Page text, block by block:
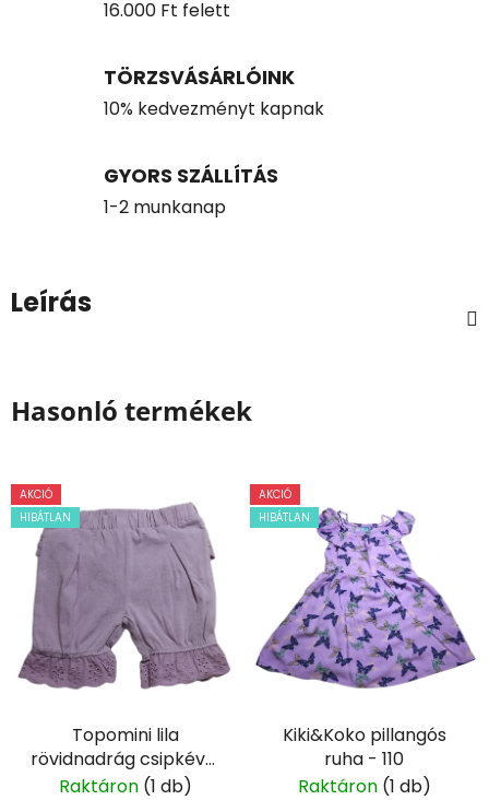
16.000 Ft felett
TÖRZSVÁSÁRLÓINK
10% kedvezményt kapnak
GYORS SZÁLLÍTÁS
1-2 munkanap
Leírás
Hasonló termékek
AKCIÓ
HIBÁTLAN
Topomini lila
rövidnadrág csipkével
- 62
Raktáron (1 db)
AKCIÓ
HIBÁTLAN
Kiki&Koko pillangós
ruha - 110
Raktáron (1 db)